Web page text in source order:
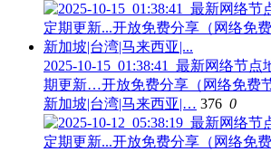
2025-10-15_01:38:41_最新网络节
期更新…开放免费分享（网络免费
新加坡|台湾|马来西亚|… 376 0